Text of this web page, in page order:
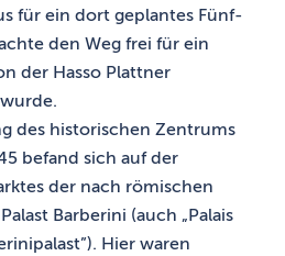
für ein dort geplantes Fünf-
den Weg frei für ein
der Hasso Plattner
des historischen Zentrums
befand sich auf der
der nach römischen
Barberini (auch „Palais
Hier waren